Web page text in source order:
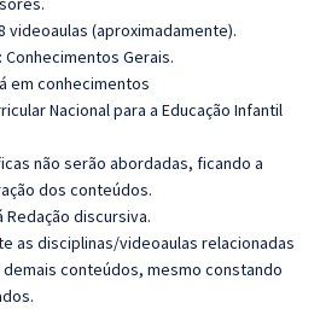
videoaulas (aproximadamente).
Gerais.
em conhecimentos
Nacional para a Educação Infantil
não serão abordadas, ficando a
dos conteúdos.
discursiva.
as disciplinas/videoaulas relacionadas
conteúdos, mesmo constando